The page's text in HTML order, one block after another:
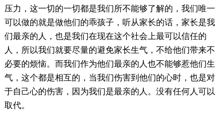
压力，这一切的一切都是我们所不能够了解的，我们唯一
可以做的就是做他们的乖孩子，听从家长的话，家长是我
们最亲的人，也是我们在现在这个社会上最可以信任的
人，所以我们就要尽量的避免家长生气，不给他们带来不
必要的烦恼。而我们作为他们最亲的人也不能够惹他们生
气，这个都是相互的，当我们伤害到他们的心时，也是对
于自己心的伤害，因为我们是最亲的人。没有任何人可以
取代。